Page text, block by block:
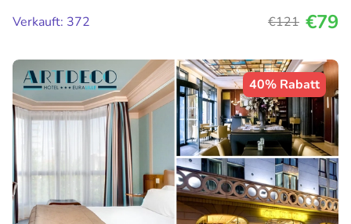
Verkauft: 372
€121 €79
40% Rabatt